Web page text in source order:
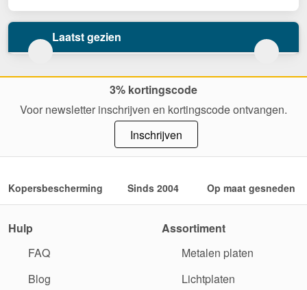
Laatst gezien
3% kortingscode
Voor newsletter inschrijven en kortingscode ontvangen.
Inschrijven
Kopersbescherming Sinds 2004 Op maat gesneden
Hulp
FAQ
Blog
Assortiment
Metalen platen
Lichtplaten